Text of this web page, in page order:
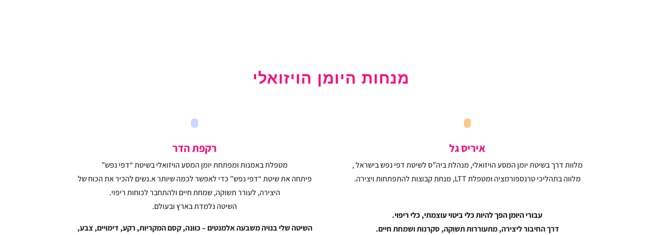
מנחות היומן הויזואלי
רקפת הדר
מטפלת באמנות ומפתחת יומן המסע הויזואלי בשיטת “דפי נפש”
פיתחה את שיטת “דפי נפש” כדי לאפשר לכמה שיותר א.נשים להכיר את הכוח של
היצירה, לעורר תשוקה, שמחת חיים ולהתחבר לכוחות ריפוי.
השיטה נלמדת בארץ ובעולם.
השיטה שלי בנויה משבעה אלמנטים – כוונה, קסם המקריות, רקע, דימויים, צבע,
איריס גל
מלוות דרך בשיטת יומן המסע הויזואלי, מנהלת ביה”ס לשיטת דפי נפש בישראל ,
מלווה בתהליכי טרנספורמציה ומטפלת LTT, מנחת קבוצות להתפתחות ויצירה.
עבורי היומן הפך להיות כלי ביטוי עוצמתי, כלי ריפוי.
דרך החיבור ליצירה, מתעוררות תשוקה, סקרנות ושמחת חיים.